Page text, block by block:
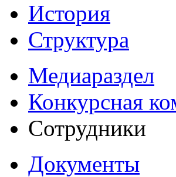
История
Структура
Медиараздел
Конкурсная
Сотрудники
Документы